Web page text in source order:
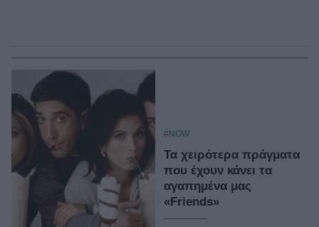
#NOW
Τα χειρότερα πράγματα
που έχουν κάνει τα
αγαπημένα μας
«Friends»